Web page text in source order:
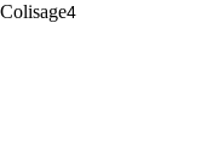
Colisage4